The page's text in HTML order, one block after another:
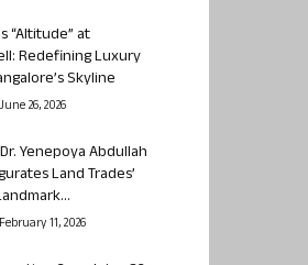
“Altitude” at
Redefining Luxury
Skyline
June 26, 2026
Yenepoya Abdullah
Land Trades’
February 11, 2026